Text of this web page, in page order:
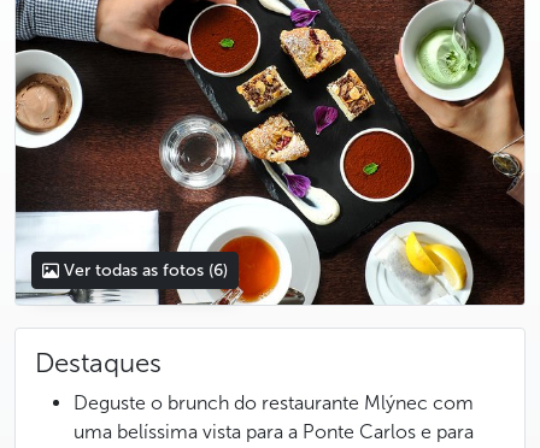
Ver todas as fotos (6)
Destaques
Deguste o brunch do restaurante Mlýnec com
uma belíssima vista para a Ponte Carlos e para